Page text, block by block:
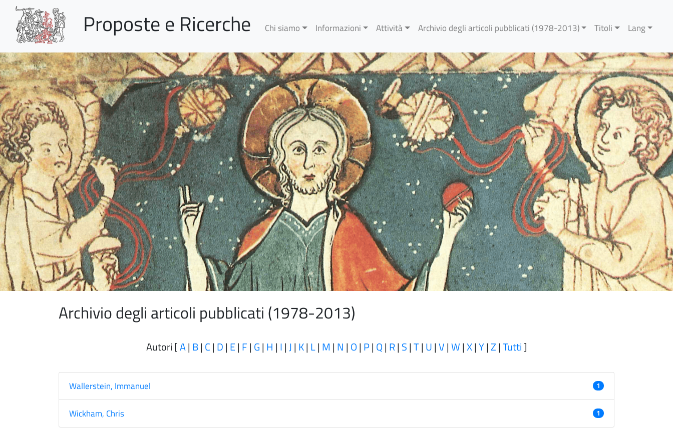
Proposte e Ricerche Chi siamo Informazioni Attività Archivio degli articoli pubblicati (1978-2013) Titoli Lang
Archivio degli articoli pubblicati (1978-2013)
Autori [A| B| C| D| E| F| G| H | I|J| K| L| M| N | O| P| Q| R| S|T| U|V|W|X|Y|Z|Tutti]
Wallerstein, Immanuel 1
Wickham, Chris 1